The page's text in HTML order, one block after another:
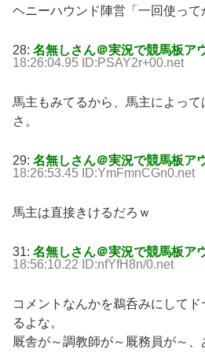
ヘニーハウンド陣営「一回使って
28: 名無しさん＠実況で競馬板ア
18:26:04.95 ID:PSAY2r+00.net
馬主もみてるから、馬主によっ
さ。
29: 名無しさん＠実況で競馬板ア
18:26:53.45 ID:YmFmnCGn0.net
馬主は直接きけるだろｗ
31: 名無しさん＠実況で競馬板ア
18:56:10.22 ID:nfYfH8n/0.net
コメントなんかを鵜呑みにして
るよな。
厩舎が～調教師が～厩務員が～